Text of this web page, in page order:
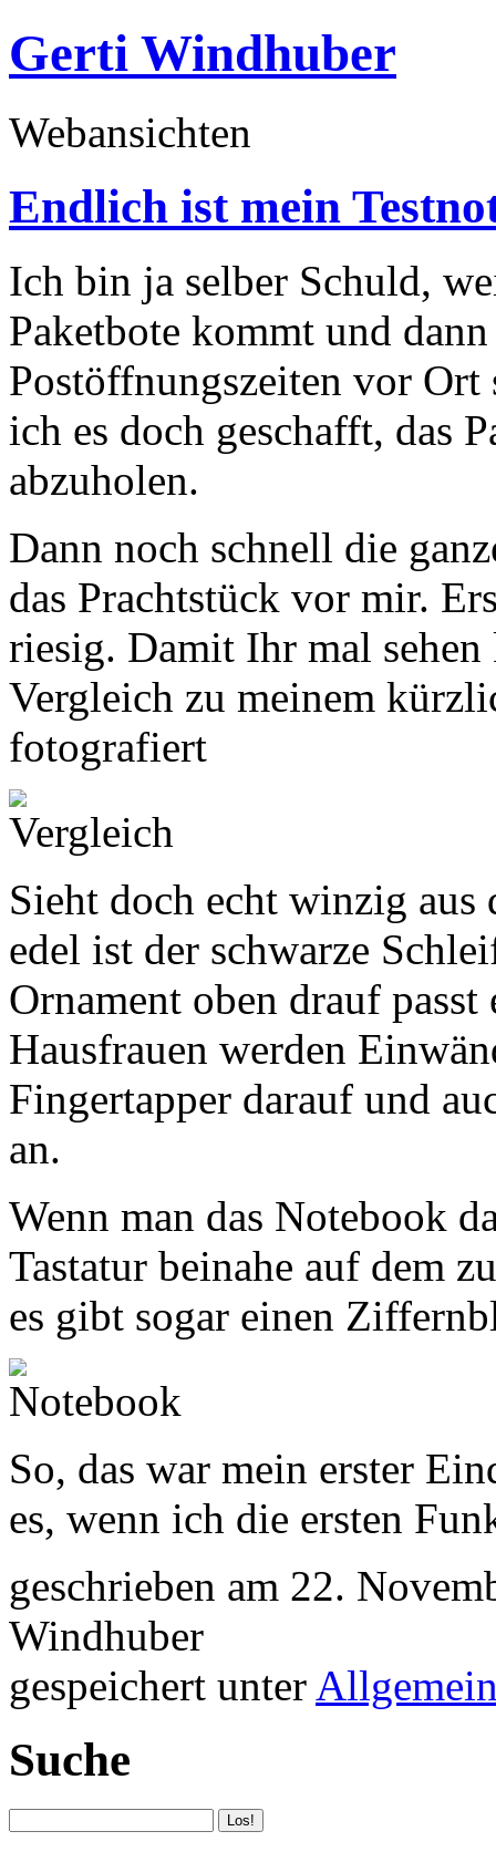
Gerti Windhuber
Webansichten
Endlich ist mein
Ich bin ja selber Schuld,
Paketbote kommt und
Postöffnungszeiten vor
ich es doch geschafft, das
abzuholen.
Dann noch schnell die
das Prachtstück vor mir.
riesig. Damit Ihr mal
Vergleich zu meinem
fotografiert
Sieht doch echt winzig aus
edel ist der schwarze
Ornament oben drauf
Hausfrauen werden
Fingertapper darauf und
an.
Wenn man das Notebook
Tastatur beinahe auf dem
es gibt sogar einen
So, das war mein erster
es, wenn ich die ersten
geschrieben am 22.
Windhuber
gespeichert unter
Suche